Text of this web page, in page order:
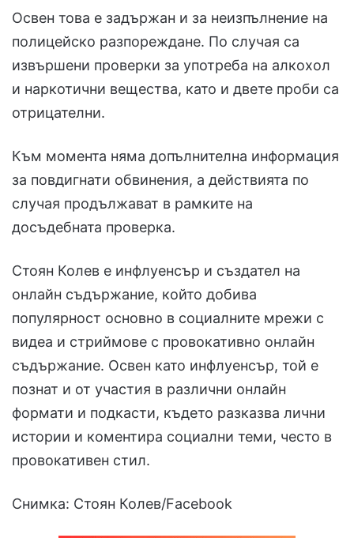
Освен това е задържан и за неизпълнение на
полицейско разпореждане. По случая са
извършени проверки за употреба на алкохол
и наркотични вещества, като и двете проби са
отрицателни.
Към момента няма допълнителна информация
за повдигнати обвинения, а действията по
случая продължават в рамките на
досъдебната проверка.
Стоян Колев е инфлуенсър и създател на
онлайн съдържание, който добива
популярност основно в социалните мрежи с
видеа и стриймове с провокативно онлайн
съдържание. Освен като инфлуенсър, той е
познат и от участия в различни онлайн
формати и подкасти, където разказва лични
истории и коментира социални теми, често в
провокативен стил.
Снимка: Стоян Колев/Facebook